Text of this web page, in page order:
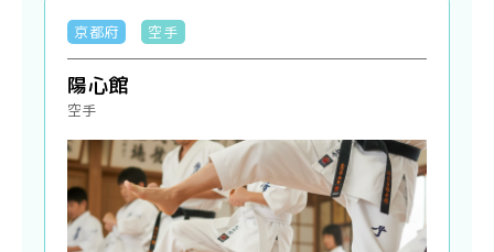
京都府 空手
陽心館
空手